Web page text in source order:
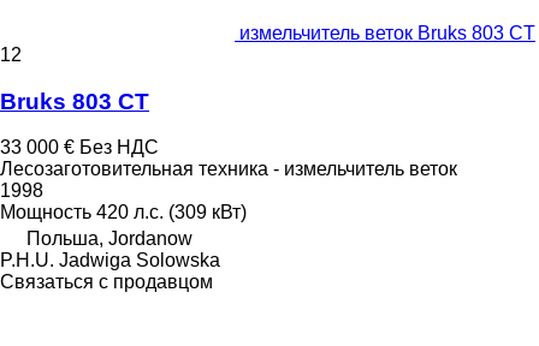
измельчитель веток Bruks 803 CT
12
Bruks 803 CT
33 000 € Без НДС
Лесозаготовительная техника - измельчитель веток
1998
Мощность 420 л.с. (309 кВт)
Польша, Jordanow
P.H.U. Jadwiga Solowska
Связаться с продавцом